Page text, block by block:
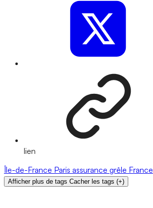
lien
Île-de-France Paris assurance grêle France
Afficher plus de tags Cacher les tags (+)